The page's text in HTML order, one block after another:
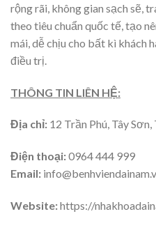
rộng rãi, không gian sạch sẽ,
theo tiêu chuẩn quốc tế, tạo
mái, dễ chịu cho bất kì khách
điều trị.
THÔNG TIN LIÊN HỆ:
Địa chỉ: 12 Trần Phú, Tây Sơn,
Điện thoại:0964 444 999
Email:
Website:https://